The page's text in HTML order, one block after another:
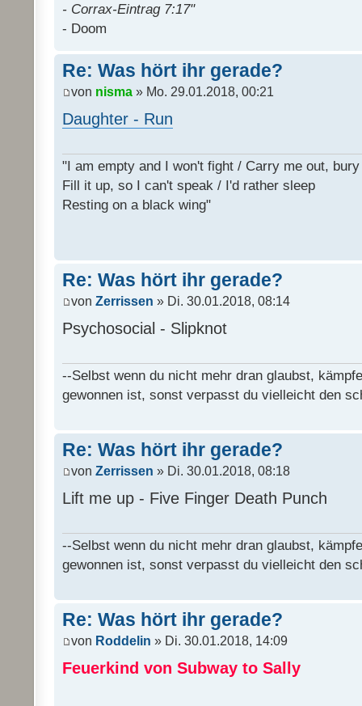
- Corrax-Eintrag 7:17"
- Doom
Re: Was hört ihr gerade?
von nisma » Mo. 29.01.2018, 00:21
Daughter - Run
"I am empty and I won't fight / Carry me out,
Fill it up, so I can't speak / I'd rather sleep
Resting on a black wing"
Re: Was hört ihr gerade?
von Zerrissen » Di. 30.01.2018, 08:14
Psychosocial - Slipknot
--Selbst wenn du nicht mehr dran glaubst,
gewonnen ist, sonst verpasst du vielleicht den
Re: Was hört ihr gerade?
von Zerrissen » Di. 30.01.2018, 08:18
Lift me up - Five Finger Death Punch
--Selbst wenn du nicht mehr dran glaubst,
gewonnen ist, sonst verpasst du vielleicht den
Re: Was hört ihr gerade?
von Roddelin » Di. 30.01.2018, 14:09
Feuerkind von Subway to Sally